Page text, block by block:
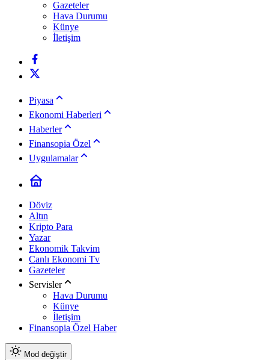
Gazeteler
Hava Durumu
Künye
İletişim
Piyasa
Ekonomi Haberleri
Haberler
Finansopia Özel
Uygulamalar
Döviz
Altın
Kripto Para
Yazar
Ekonomik Takvim
Canlı Ekonomi Tv
Gazeteler
Servisler
Hava Durumu
Künye
İletişim
Finansopia Özel Haber
Mod değiştir